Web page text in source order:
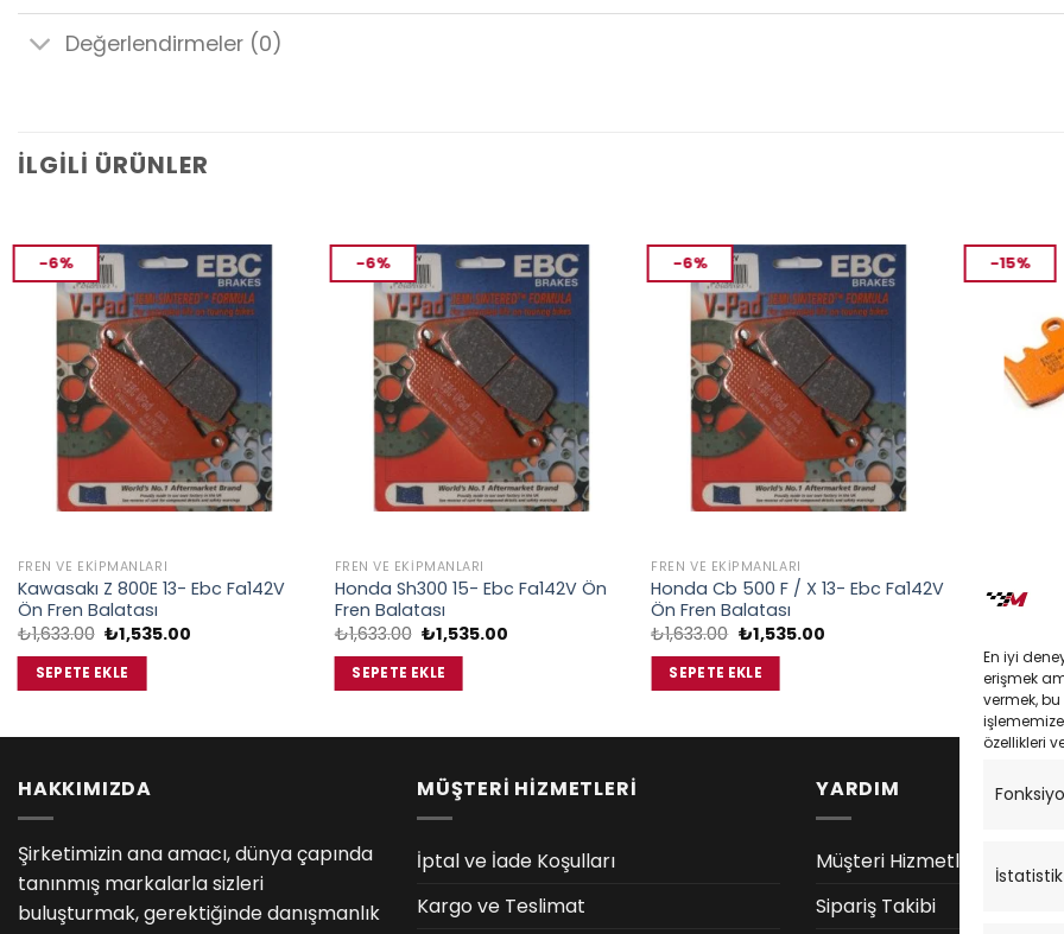
En iyi
erişmek
vermek,
özellikleri
İstatistik
Değerlendirmeler (0)
İLGILI ÜRÜNLER
-6%
FREN VE EKIPMANLARI
Kawasakı Z 800E 13- Ebc Fa142V
Ön Fren Balatası
₺1,633.00 Orijinal
fiyat:
₺1,633.00.
₺1,535.00
SEPETE EKLE
-6%
FREN VE EKIPMANLARI
Honda Sh300 15- Ebc Fa142V Ön
Fren Balatası
₺1,633.00 Orijinal
fiyat:
₺1,633.00.
₺1,535.00Şu
SEPETE EKLE
-6%
FREN VE EKIPMANLARI
Honda Cb 500 F / X 13- Ebc Fa142V
Ön Fren Balatası
₺1,633.00 Orijinal
fiyat:
₺1,633.00.
₺1,535.00Şu
SEPETE EKLE
-15%
Trıumph
Fa630V
SEPETE
HAKKIMIZDA
Şirketimizin ana amacı, dünya çapında
tanınmış markalarla sizleri
buluşturmak, gerektiğinde danışmanlık
MÜŞTERİ HİZMETLERİ
İptal ve İade Koşulları
Kargo ve Teslimat
YARDIM
Müşteri Hizmetleri
Sipariş Takibi